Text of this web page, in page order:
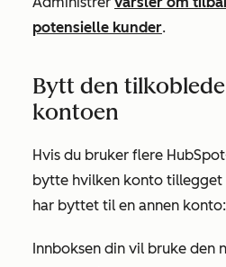
potensielle kunder.
Bytt den
kontoen
Hvis du bruker flere
bytte hvilken konto tillegget
har byttet til en annen konto:
Innboksen din vil bruke den